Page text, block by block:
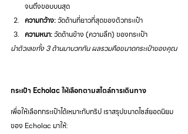
จนถึงขอบบนสุด
ความกว้าง: วัดด้านที่ยาวที่สุดของตัวกระเป๋า
ความหนา: วัดด้านข้าง (ความลึก) ของกระเป๋า
นำตัวเลขทั้ง 3 ด้านมาบวกกัน ผลรวมคือขนาดกระเป๋าของคุณ
กระเป๋า Echolac ให้เลือกตามสไตล์การเดินทาง
เพื่อให้เลือกกระเป๋าได้เหมาะกับทริป เราสรุปขนาดไซส์ยอดนิยม
ของ Echolac มาให้: